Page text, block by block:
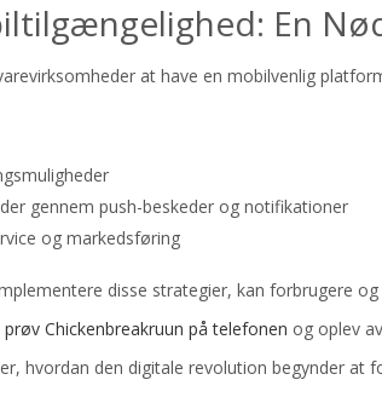
En
at have en mobilvenlig
gennem push-beskeder og notifikationer
og markedsføring
disse strategier, kan forbrugere
prøv Chickenbreakruun på telefonen og oplev
hvordan den digitale revolution begynder at